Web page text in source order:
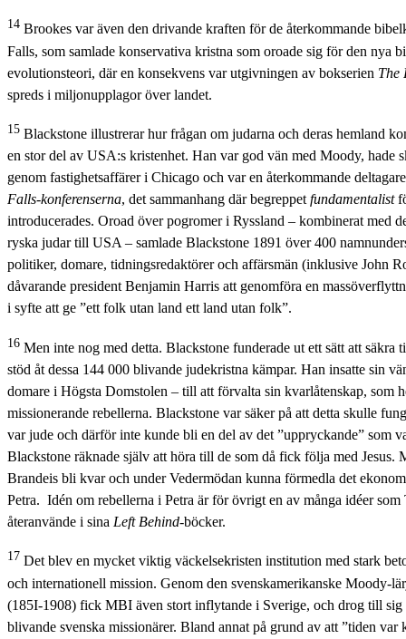
14 Brookes var även den drivande kraften för de återkommande
Falls, som samlade konservativa kristna som oroade sig för den nya
evolutionsteori, där en konsekvens var utgivningen av bokserien The
spreds i miljonupplagor över landet.
15 Blackstone illustrerar hur frågan om judarna och deras hemland
en stor del av USA:s kristenhet. Han var god vän med Moody, hade
genom fastighetsaffärer i Chicago och var en återkommande
Falls-konferenserna, det sammanhang där begreppetfundamentalist
introducerades. Oroad över pogromer i Ryssland – kombinerat med
ryska judar till USA – samlade Blackstone 1891 över 400
politiker, domare, tidningsredaktörer och affärsmän (inklusive John
dåvarande president Benjamin Harris att genomföra en
i syfte att ge ”ett folk utan land ett land utan folk”.
16 Men inte nog med detta. Blackstone funderade ut ett sätt att säkra
stöd åt dessa 144 000 blivande judekristna kämpar. Han insatte sin
domare i Högsta Domstolen – till att förvalta sin kvarlåtenskap, som
missionerande rebellerna. Blackstone var säker på att detta skulle
var jude och därför inte kunde bli en del av det ”uppryckande” som
Blackstone räknade själv att höra till de som då fick följa med Jesus.
Brandeis bli kvar och under Vedermödan kunna förmedla det
Petra. Idén om rebellerna i Petra är för övrigt en av många idéer som
återanvände i sina Left Behind-böcker.
17 Det blev en mycket viktig väckelsekristen institution med stark
och internationell mission. Genom den svenskamerikanske Moody-
(185I-1908) fick MBI även stort inflytande i Sverige, och drog till sig
blivande svenska missionärer. Bland annat på grund av att ”tiden var